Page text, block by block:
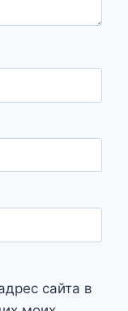
сайта в